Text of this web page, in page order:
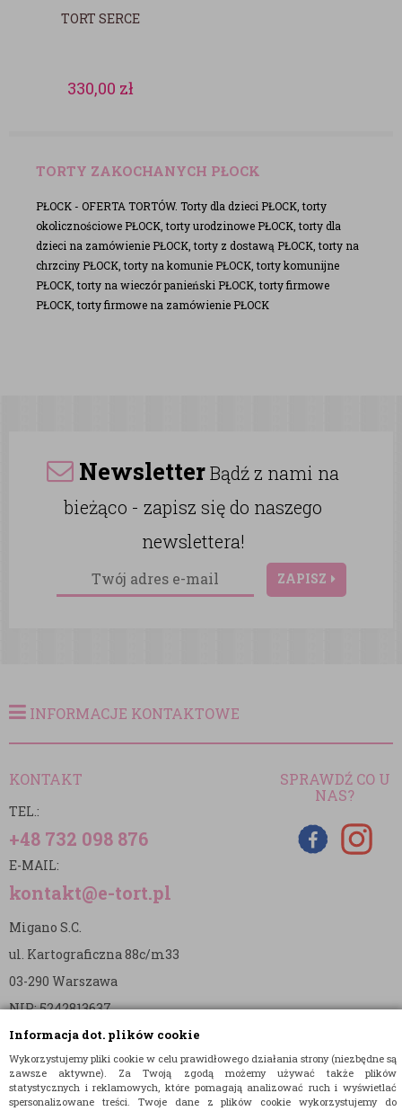
Informacja dot. plików cookie
Wykorzystujemy pliki cookie w celu prawidłowego działania strony (niezbędne są
zawsze aktywne). Za Twoją zgodą możemy używać także plików
statystycznych i reklamowych, które pomagają analizować ruch i wyświetlać
spersonalizowane treści. Twoje dane z plików cookie wykorzystujemy do
TORT SERCE
330,00 zł
TORTY ZAKOCHANYCH PŁOCK
PŁOCK - OFERTA TORTÓW. Torty dla dzieci PŁOCK, torty
okolicznościowe PŁOCK, torty urodzinowe PŁOCK, torty dla
dzieci na zamówienie PŁOCK, torty z dostawą PŁOCK, torty na
chrzciny PŁOCK, torty na komunie PŁOCK, torty komunijne
PŁOCK, torty na wieczór panieński PŁOCK, torty firmowe
PŁOCK, torty firmowe na zamówienie PŁOCK
NewsletterBądź z nami na
bieżąco - zapisz się do naszego
newslettera!
ZAPISZ
INFORMACJE KONTAKTOWE
KONTAKT
TEL.:
+48 732 098 876
E-MAIL:
kontakt@e-tort.pl
Migano S.C.
ul. Kartograficzna 88c/m33
03-290 Warszawa
NIP: 5242813637
REGON: 365874905
Nr konta (mBank):
36 1140 2004 0000 3902 8144 2737
SPRAWDŹ CO U
NAS?